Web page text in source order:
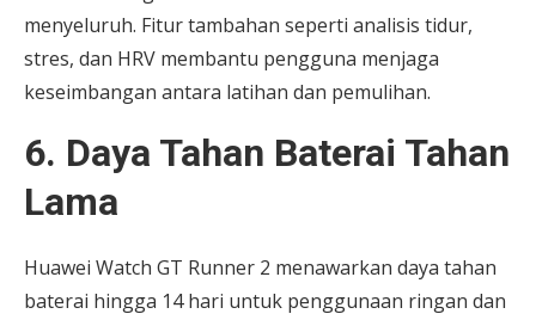
menyeluruh. Fitur tambahan seperti analisis tidur,
stres, dan HRV membantu pengguna menjaga
keseimbangan antara latihan dan pemulihan.
6. Daya Tahan Baterai Tahan
Lama
Huawei Watch GT Runner 2 menawarkan daya tahan
baterai hingga 14 hari untuk penggunaan ringan dan